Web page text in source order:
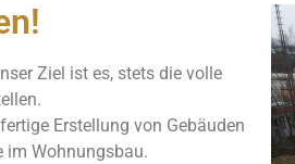
Ziel ist es, stets die volle
Erstellung von Gebäuden
im Wohnungsbau.